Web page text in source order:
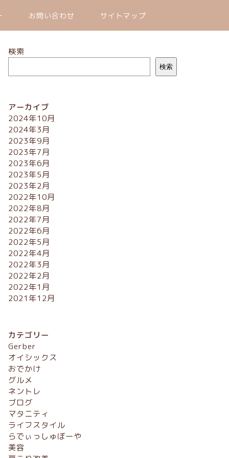
お問い合わせ サイトマップ
検索
検索
アーカイブ
2024年10月
2024年3月
2023年9月
2023年7月
2023年6月
2023年5月
2023年2月
2022年10月
2022年8月
2022年7月
2022年6月
2022年5月
2022年4月
2022年3月
2022年2月
2022年1月
2021年12月
カテゴリー
Gerber
オイシックス
おでかけ
グルメ
ネントレ
ブログ
マタニティ
ライフスタイル
らでぃっしゅぼーや
美容